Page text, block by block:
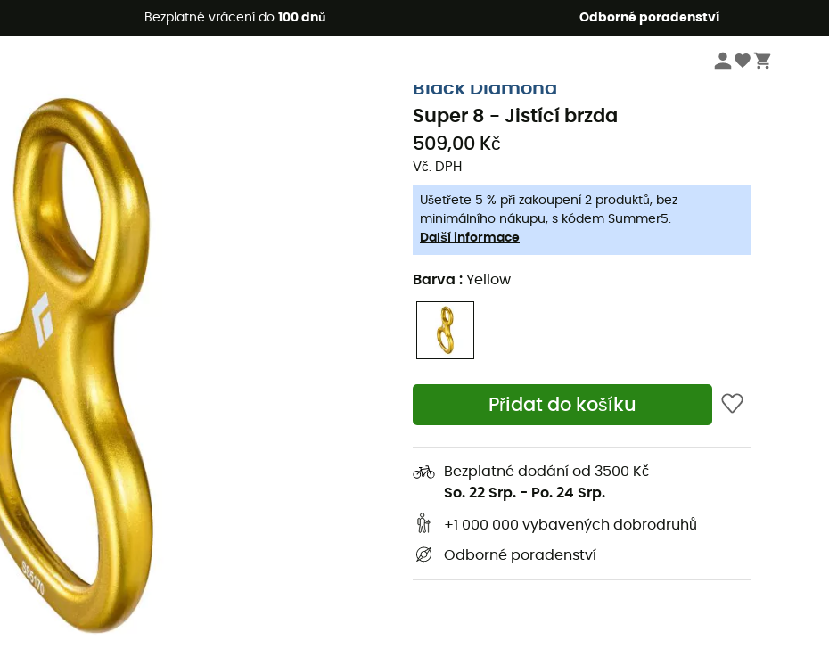
Bezplatné vrácení do 100 dnů Odborné poradenství
Letní akce 🔥 -5 % EXTRA při nákupu 2 produktů* s kódem Summer5
Poloautomatická jistítka
Black Diamond
Super 8 - Jistící brzda
509,00 Kč
Vč. DPH
Ušetřete 5 % při zakoupení 2 produktů, bez
minimálního nákupu, s kódem Summer5.
Další informace
Barva : Yellow
Přidat do košíku
Bezplatné dodání od 3500 Kč
So. 22 Srp. - Po. 24 Srp.
+1 000 000 vybavených dobrodruhů
Odborné poradenství